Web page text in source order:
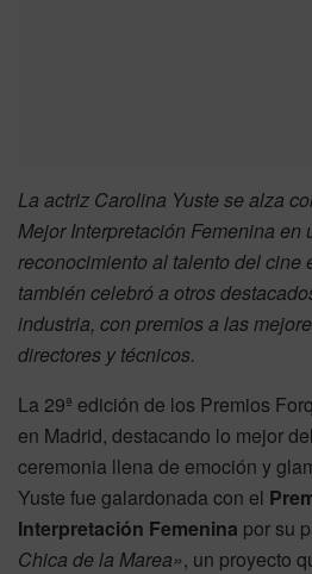
La actriz Carolina Yuste se alza
Mejor Interpretación Femenina en
reconocimiento al talento del cine
también celebró a otros
industria, con premios a las
directores y técnicos.
La 29ª edición de los Premios
en Madrid, destacando lo mejor
ceremonia llena de emoción y
Yuste fue galardonada con el
Interpretación Femenina por su
Chica de la Marea», un proyecto